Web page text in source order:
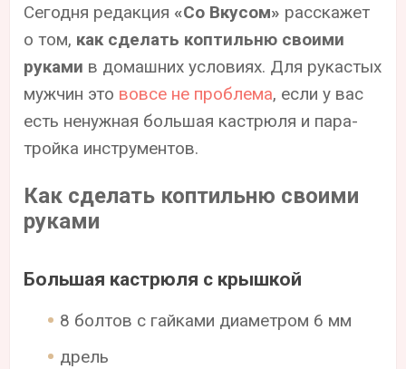
Сегодня редакция «Со Вкусом» расскажет
о том, как сделать коптильню своими
руками в домашних условиях. Для рукастых
мужчин это вовсе не проблема, если у вас
есть ненужная большая кастрюля и пара-
тройка инструментов.
Как сделать коптильню своими
руками
Большая кастрюля с крышкой
8 болтов с гайками диаметром 6 мм
дрель